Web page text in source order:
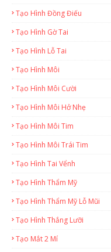
Tạo Hình Đồng Điếu
Tạo Hình Gờ Tai
Tạo Hình Lỗ Tai
Tạo Hình Môi
Tạo Hình Môi Cười
Tạo Hình Môi Hở Nhẹ
Tạo Hình Môi Tim
Tạo Hình Môi Trái Tim
Tạo Hình Tai Vểnh
Tạo Hình Thẩm Mỹ
Tạo Hình Thẩm Mỹ Lỗ Mũi
Tạo Hình Thắng Lưỡi
Tạo Mắt 2 Mí